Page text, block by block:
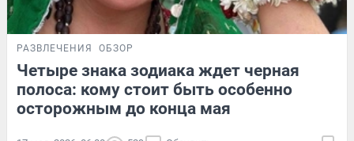
РАЗВЛЕЧЕНИЯ ОБЗОР
Четыре знака зодиака ждет черная
полоса: кому стоит быть особенно
осторожным до конца мая